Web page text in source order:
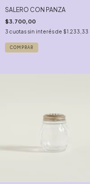
SALERO CON PANZA
$3.700,00
3 cuotas sin interés de $1.233,33